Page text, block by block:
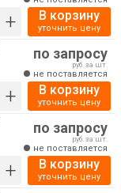
+ В корзину
уточнить цену
+
по запросу
руб. за шт.
не поставляется
В корзину
уточнить цену
+
по запросу
руб. за шт.
не поставляется
В корзину
уточнить цену